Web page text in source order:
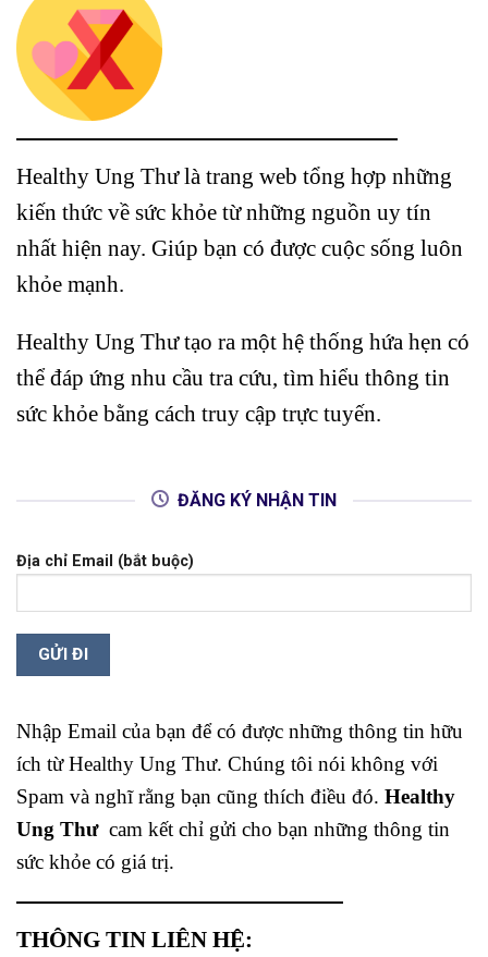
Healthy Ung Thư là trang web tổng hợp những
kiến thức về sức khỏe từ những nguồn uy tín
nhất hiện nay. Giúp bạn có được cuộc sống luôn
khỏe mạnh.
Healthy Ung Thư tạo ra một hệ thống hứa hẹn có
thể đáp ứng nhu cầu tra cứu, tìm hiểu thông tin
sức khỏe bằng cách truy cập trực tuyến.
ĐĂNG KÝ NHẬN TIN
Địa chỉ Email (bắt buộc)
Nhập Email của bạn để có được những thông tin hữu
ích từ Healthy Ung Thư. Chúng tôi nói không với
Spam và nghĩ rằng bạn cũng thích điều đó. Healthy
Ung Thư cam kết chỉ gửi cho bạn những thông tin
sức khỏe có giá trị.
THÔNG TIN LIÊN HỆ: